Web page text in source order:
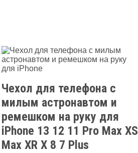
Чехол для телефона с
милым астронавтом и
ремешком на руку для
iPhone 13 12 11 Pro Max XS
Max XR X 8 7 Plus